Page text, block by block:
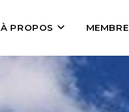
À PROPOS MEMBRE